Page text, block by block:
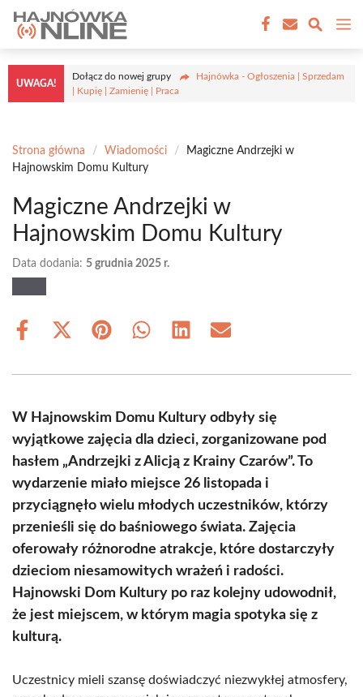
Przejdź
treści
UWAGA!
Dołącz do nowej grupy
Hajnówka - Ogłoszenia | Sprzedam
| Kupię | Zamienię | Praca
Strona główna / Wiadomości /
Magiczne Andrzejki w
Hajnowskim Domu Kultury
Magiczne Andrzejki w
Hajnowskim Domu Kultury
Data dodania: 5 grudnia 2025 r.
Share
Share
(Twitter)
Share Share Share Share
W Hajnowskim Domu Kultury odbyły się
wyjątkowe zajęcia dla dzieci, zorganizowane pod
hasłem „Andrzejki z Alicją z Krainy Czarów”. To
wydarzenie miało miejsce 26 listopada i
przyciągnęło wielu młodych uczestników, którzy
przenieśli się do baśniowego świata. Zajęcia
oferowały różnorodne atrakcje, które dostarczyły
dzieciom niesamowitych wrażeń i radości.
Hajnowski Dom Kultury po raz kolejny udowodnił,
że jest miejscem, w którym magia spotyka się z
kulturą.
Uczestnicy mieli szansę doświadczyć niezwykłej atmosfery,